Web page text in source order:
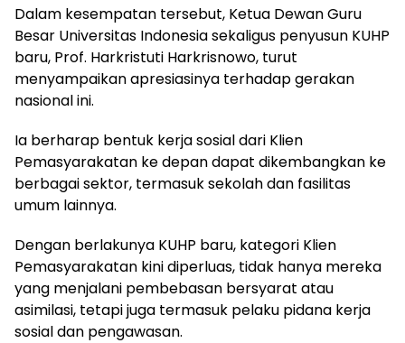
Dalam kesempatan tersebut, Ketua Dewan Guru
Besar Universitas Indonesia sekaligus penyusun KUHP
baru, Prof. Harkristuti Harkrisnowo, turut
menyampaikan apresiasinya terhadap gerakan
nasional ini.
Ia berharap bentuk kerja sosial dari Klien
Pemasyarakatan ke depan dapat dikembangkan ke
berbagai sektor, termasuk sekolah dan fasilitas
umum lainnya.
Dengan berlakunya KUHP baru, kategori Klien
Pemasyarakatan kini diperluas, tidak hanya mereka
yang menjalani pembebasan bersyarat atau
asimilasi, tetapi juga termasuk pelaku pidana kerja
sosial dan pengawasan.